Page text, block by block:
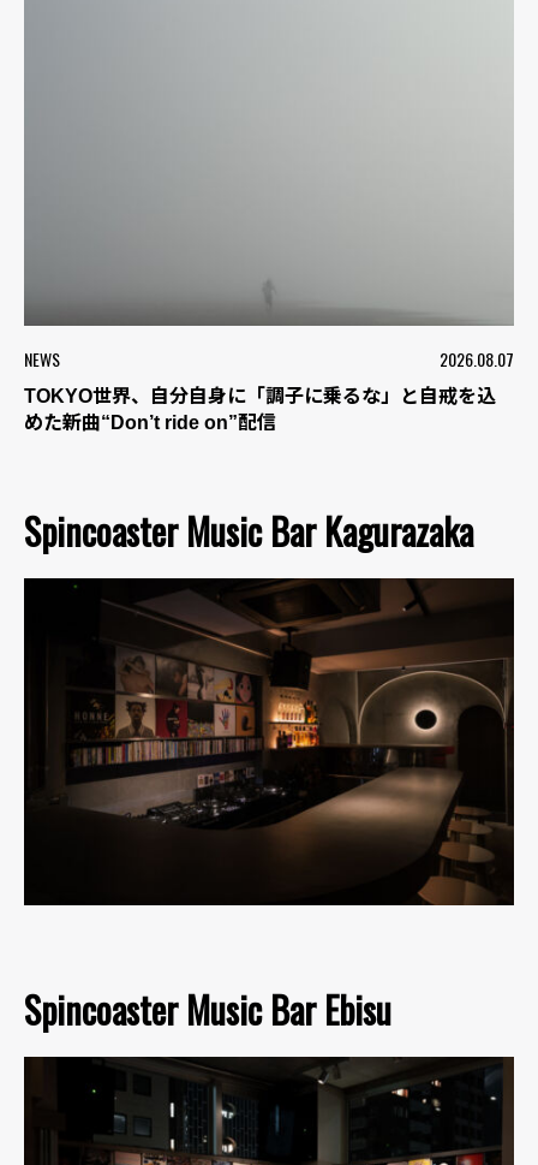
NEWS 2026.08.07
TOKYO世界、自分自身に「調子に乗るな」と自戒を込
めた新曲“Don’t ride on”配信
Spincoaster Music Bar Kagurazaka
Spincoaster Music Bar Ebisu